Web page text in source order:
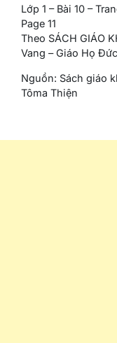
Lớp 1 – Bài 10 –
Page 11
Theo SÁCH GIÁO
Vang – Giáo Họ
Nguồn: Sách giáo
Tôma Thiện